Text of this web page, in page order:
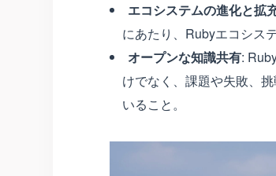
エコシステムの進化と拡
にあたり、Rubyエコシス
オープンな知識共有:
けでなく、課題や失敗、
いること。